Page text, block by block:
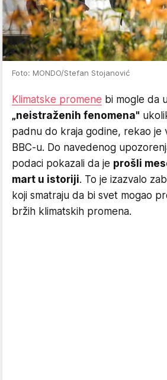
Foto: MONDO/Stefan Stojanović
Klimatske promene bi mogle da
„neistraženih fenomena"
padnu do kraja godine, rekao je
BBC-u. Do navedenog
podaci pokazali da je prošli
mart u istoriji. To je izazvalo
koji smatraju da bi svet mogao
bržih klimatskih promena.